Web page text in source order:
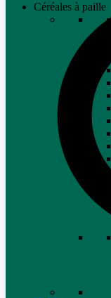
Céréales à paille